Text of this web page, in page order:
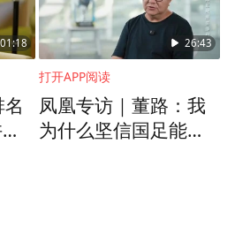
01:18 26:43
打开APP阅读
凤凰专访｜董路：我
为什么坚信国足能进2